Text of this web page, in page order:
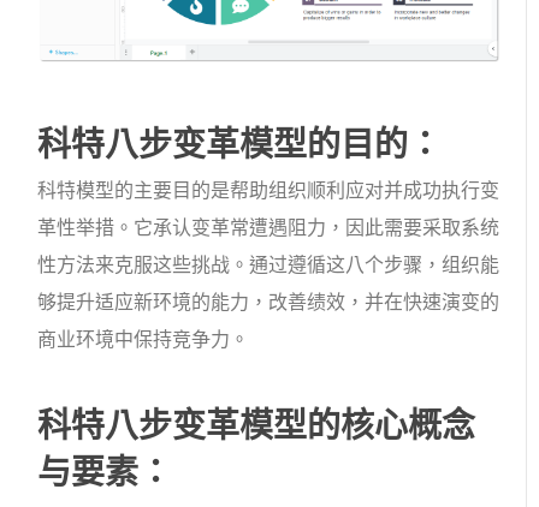
科特八步变革模型的目的：
科特模型的主要目的是帮助组织顺利应对并成功执行变
革性举措。它承认变革常遭遇阻力，因此需要采取系统
性方法来克服这些挑战。通过遵循这八个步骤，组织能
够提升适应新环境的能力，改善绩效，并在快速演变的
商业环境中保持竞争力。
科特八步变革模型的核心概念
与要素：